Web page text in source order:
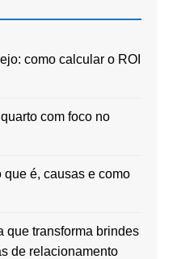
como calcular o ROI
com foco no
é, causas e como
que transforma brindes
de relacionamento